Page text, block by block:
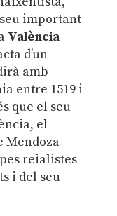
important
València
d’un
amb
entre 1519 i
que el seu
el
Mendoza
reialistes
i del seu